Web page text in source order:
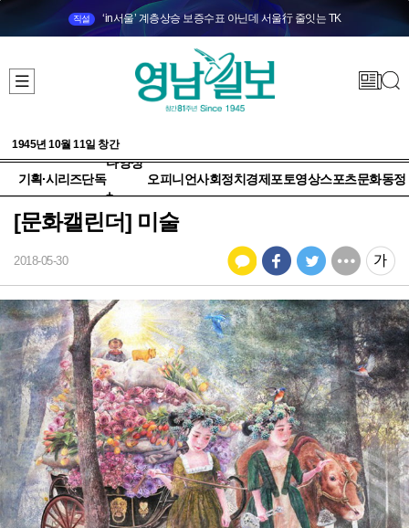
직설 ‘in서울’ 계층상승 보증수표 아닌데 서울行 줄잇는 TK
1945년 10월 11일 창간
기획·시리즈단독
다양성
+
오피니언사회정치 경제 포토영상스포츠문화동정
[문화캘린더] 미술
2018-05-30